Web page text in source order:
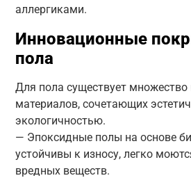
аллергиками.
Инновационные
пола
Для пола существует
материалов, сочетающих
экологичностью.
— Эпоксидные полы на основе
устойчивы к износу, легко
вредных веществ.